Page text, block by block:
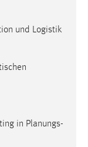
und Logistik
in Planungs-